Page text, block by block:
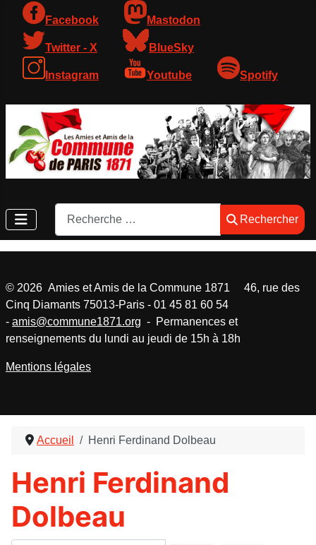
Facebook Mastodon
Twitter - X BlueSky
Instagram Youtube Spotify
Rechercher
Rechercher
Accueil Henri Ferdinand Dolbeau
Henri Ferdinand
Dolbeau
© 2026 Amies et Amis de la Commune 1871 46, rue des
Cinq Diamants 75013-Paris - 01 45 81 60 54
- amis@commune1871.org - Permanences et
renseignements du lundi au jeudi de 15h à 18h
Mentions légales